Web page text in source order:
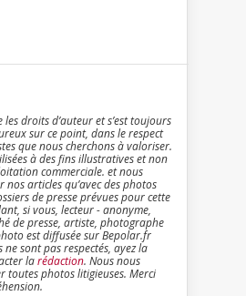
droits d’auteur et s’est toujours
sur ce point, dans le respect
que nous cherchons à valoriser.
à des fins illustratives et non
commerciale. et nous
nos articles qu’avec des photos
de presse prévues pour cette
si vous, lecteur - anonyme,
de presse, artiste, photographe
est diffusée sur Bepolar.fr
sont pas respectés, ayez la
larédaction. Nous nous
toutes photos litigieuses. Merci